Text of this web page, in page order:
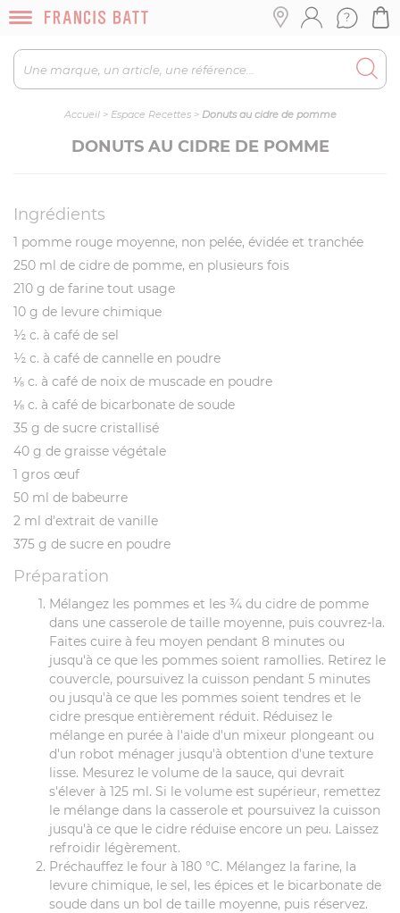
Accueil> Espace Recettes> Donuts au cidre de pomme
DONUTS AU CIDRE DE POMME
Ingrédients
1 pomme rouge moyenne, non pelée, évidée et tranchée
250 ml de cidre de pomme, en plusieurs fois
210 g de farine tout usage
10 g de levure chimique
½ c. à café de sel
½ c. à café de cannelle en poudre
⅛ c. à café de noix de muscade en poudre
⅛ c. à café de bicarbonate de soude
35 g de sucre cristallisé
40 g de graisse végétale
1 gros œuf
50 ml de babeurre
2 ml d'extrait de vanille
375 g de sucre en poudre
Préparation
Mélangez les pommes et les ¾ du cidre de pomme
dans une casserole de taille moyenne, puis couvrez-la.
Faites cuire à feu moyen pendant 8 minutes ou
jusqu'à ce que les pommes soient ramollies. Retirez le
couvercle, poursuivez la cuisson pendant 5 minutes
ou jusqu'à ce que les pommes soient tendres et le
cidre presque entièrement réduit. Réduisez le
mélange en purée à l'aide d'un mixeur plongeant ou
d'un robot ménager jusqu'à obtention d'une texture
lisse. Mesurez le volume de la sauce, qui devrait
s'élever à 125 ml. Si le volume est supérieur, remettez
le mélange dans la casserole et poursuivez la cuisson
jusqu'à ce que le cidre réduise encore un peu. Laissez
refroidir légèrement.
Préchauffez le four à 180 °C. Mélangez la farine, la
levure chimique, le sel, les épices et le bicarbonate de
soude dans un bol de taille moyenne, puis réservez.